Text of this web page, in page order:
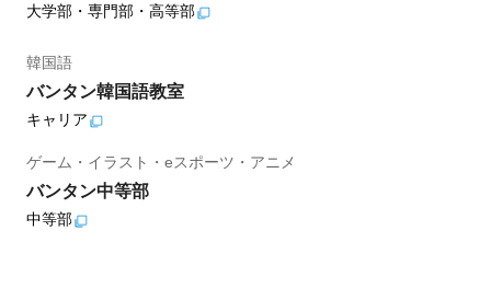
大学部・専門部・高等部
韓国語
バンタン韓国語教室
キャリア
ゲーム・イラスト・eスポーツ・アニメ
バンタン中等部
中等部